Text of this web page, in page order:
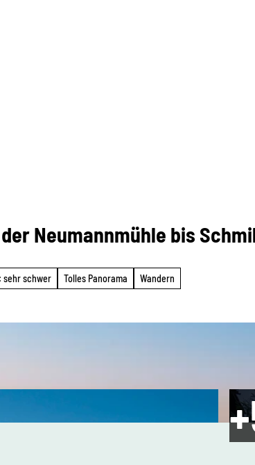
Neumannmühle bis
sehr schwer Tolles Panorama Wandern